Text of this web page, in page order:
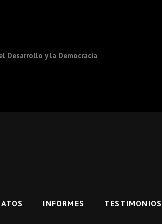
Desarrollo y la Democracia
INFORMES TESTIMONIOS